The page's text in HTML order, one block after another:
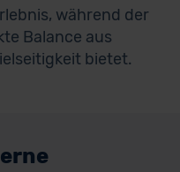
während der
Balance aus
bietet.